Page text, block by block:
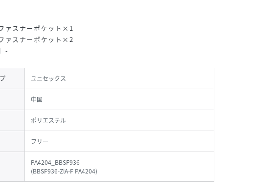
ァスナーポケット×1
ァスナーポケット×2
-
ユニセックス
中国
ポリエステル
フリー
PA4204_BBSF936
(BBSF936-ZlA-F PA4204)